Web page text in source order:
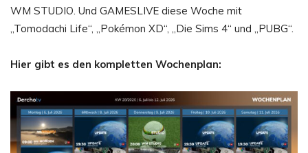
WM STUDIO. Und GAMESLIVE diese Woche mit
„Tomodachi Life“, „Pokémon XD“, „Die Sims 4“ und „PUBG“.
Hier gibt es den kompletten Wochenplan: